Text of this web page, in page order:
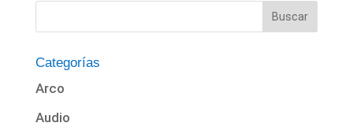
Categorías
Arco
Audio